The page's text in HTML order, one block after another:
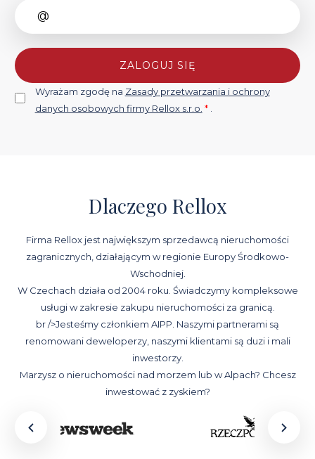
ZALOGUJ SIĘ
Wyrażam zgodę na Zasady przetwarzania i ochrony
danych osobowych firmy Rellox s.r.o. * .
Dlaczego Rellox
Firma Rellox jest największym sprzedawcą nieruchomości
zagranicznych, działającym w regionie Europy Środkowo-
Wschodniej.
W Czechach działa od 2004 roku. Świadczymy kompleksowe
usługi w zakresie zakupu nieruchomości za granicą.
br />Jesteśmy członkiem AIPP. Naszymi partnerami są
renomowani deweloperzy, naszymi klientami są duzi i mali
inwestorzy.
Marzysz o nieruchomości nad morzem lub w Alpach? Chcesz
inwestować z zyskiem?